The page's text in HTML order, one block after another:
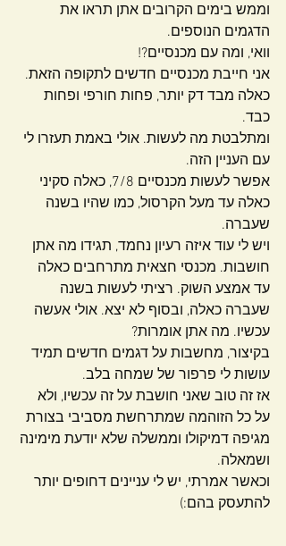
וממש בימים הקרובים אתן תראו את
הדגמים הנוספים.
וואי, ומה עם מכנסיים?!
אני חייבת מכנסיים חדשים לתקופה הזאת.
כאלה מבד דק יותר, פחות חורפי ופחות
כבד.
ומתלבטת מה לעשות. אולי באמת תעזרו לי
עם העניין הזה.
אפשר לעשות מכנסיים 7/8, כאלה סקיני
כאלה עד מעל הקרסול, כמו שהיו בשנה
שעברה.
ויש לי עוד איזה רעיון נחמד, תגידו מה אתן
חושבות. מכנסי חצאית מתרחבים כאלה
עד אמצע השוק. רציתי לעשות בשנה
שעברה כאלה, ובסוף לא יצא. אולי אעשה
עכשיו. מה אתן אומרות?
בקיצור, מחשבות על דגמים חדשים תמיד
עושות לי פרפור של שמחה בלב.
אז זה טוב שאני חושבת על זה עכשיו, ולא
על כל הזוהמה שמתרחשת מסביבי בצורת
מגיפה דמיקולו וממשלה שלא יודעת מימינה
ושמאלה.
וכאשר אמרתי, יש לי עניינים דחופים יותר
להתעסק בהם:)